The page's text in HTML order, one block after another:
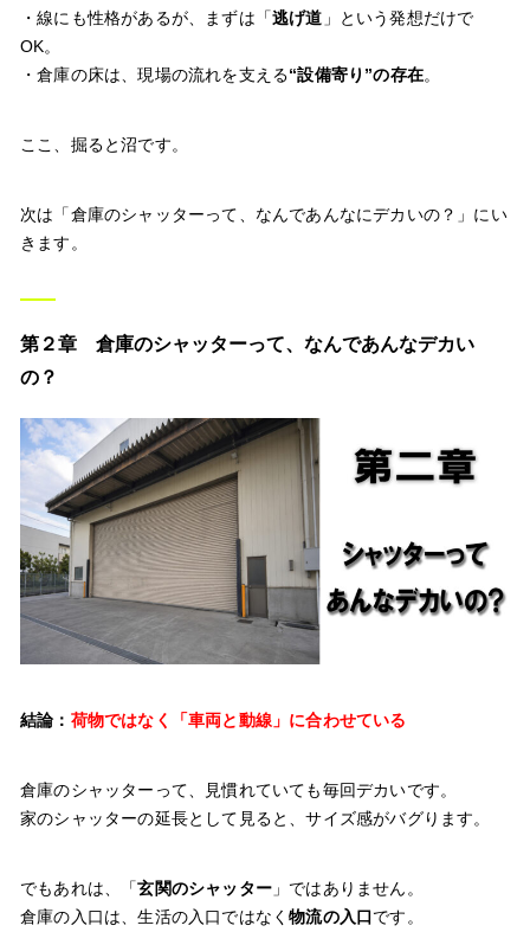
・線にも性格があるが、まずは「逃げ道 」という発想だけで
OK。
・倉庫の床は、現場の流れを支える“設備寄り”の存在。
ここ、掘ると沼です。
次は「倉庫のシャッターって、なんであんなにデカいの？」にい
きます。
第２章 倉庫のシャッターって、なんであんなデカい
の？
結論： 荷物ではなく「車両と動線」に合わせている
倉庫のシャッターって、見慣れていても毎回デカいです。
家のシャッターの延長として見ると、サイズ感がバグります。
でもあれは、「玄関のシャッター 」ではありません。
倉庫の入口は、生活の入口ではなく物流の入口です。